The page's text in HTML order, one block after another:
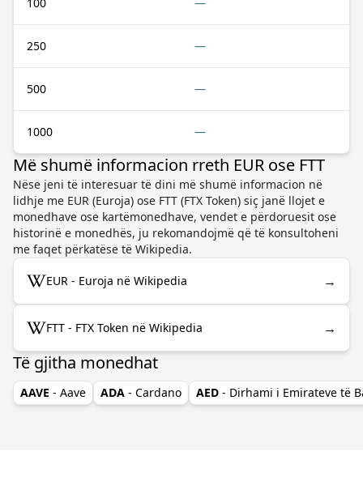
250 —
500 —
1000 —
Më shumë informacion rreth EUR ose FTT
Nëse jeni të interesuar të dini më shumë informacion në
lidhje me EUR (Euroja) ose FTT (FTX Token) siç janë llojet e
monedhave ose kartëmonedhave, vendet e përdoruesit ose
historinë e monedhës, ju rekomandojmë që të konsultoheni
me faqet përkatëse të Wikipedia.
EUR - Euroja në Wikipedia →
FTT - FTX Token në Wikipedia →
Të gjitha monedhat
AAVE - Aave ADA - Cardano AED - Dirhami i Emirateve të